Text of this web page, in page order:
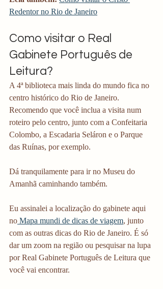
Redentor no Rio de Janeiro
Como visitar o Real
Gabinete Português de
Leitura?
A 4ª biblioteca mais linda do mundo fica no
centro histórico do Rio de Janeiro.
Recomendo que você inclua a visita num
roteiro pelo centro, junto com a Confeitaria
Colombo, a Escadaria Seláron e o Parque
das Ruínas, por exemplo.
Dá tranquilamente para ir no Museu do
Amanhã caminhando também.
Eu assinalei a localização do gabinete aqui
no Mapa mundi de dicas de viagem, junto
com as outras dicas do Rio de Janeiro. É só
dar um zoom na região ou pesquisar na lupa
por Real Gabinete Português de Leitura que
você vai encontrar.